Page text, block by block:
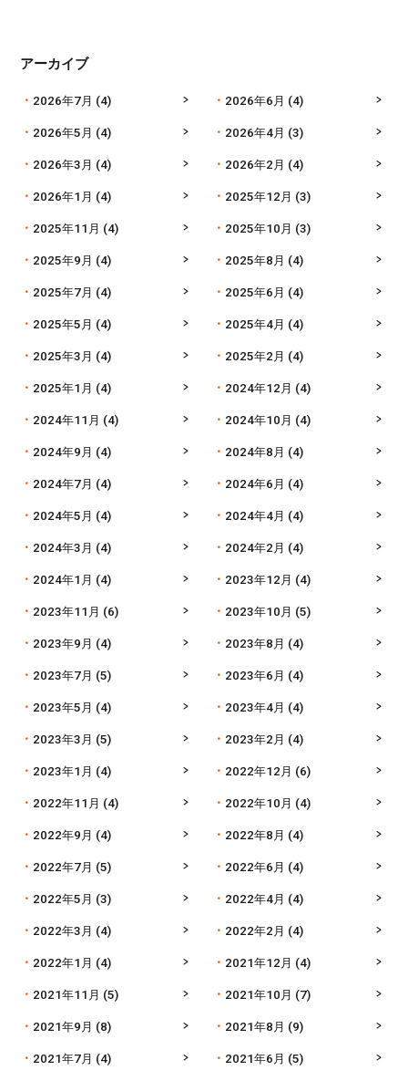
アーカイブ
2026年7月 (4) 2026年6月 (4)
2026年5月 (4) 2026年4月 (3)
2026年3月 (4) 2026年2月 (4)
2026年1月 (4) 2025年12月 (3)
2025年11月 (4) 2025年10月 (3)
2025年9月 (4) 2025年8月 (4)
2025年7月 (4) 2025年6月 (4)
2025年5月 (4) 2025年4月 (4)
2025年3月 (4) 2025年2月 (4)
2025年1月 (4) 2024年12月 (4)
2024年11月 (4) 2024年10月 (4)
2024年9月 (4) 2024年8月 (4)
2024年7月 (4) 2024年6月 (4)
2024年5月 (4) 2024年4月 (4)
2024年3月 (4) 2024年2月 (4)
2024年1月 (4) 2023年12月 (4)
2023年11月 (6) 2023年10月 (5)
2023年9月 (4) 2023年8月 (4)
2023年7月 (5) 2023年6月 (4)
2023年5月 (4) 2023年4月 (4)
2023年3月 (5) 2023年2月 (4)
2023年1月 (4) 2022年12月 (6)
2022年11月 (4) 2022年10月 (4)
2022年9月 (4) 2022年8月 (4)
2022年7月 (5) 2022年6月 (4)
2022年5月 (3) 2022年4月 (4)
2022年3月 (4) 2022年2月 (4)
2022年1月 (4) 2021年12月 (4)
2021年11月 (5) 2021年10月 (7)
2021年9月 (8) 2021年8月 (9)
2021年7月 (4) 2021年6月 (5)